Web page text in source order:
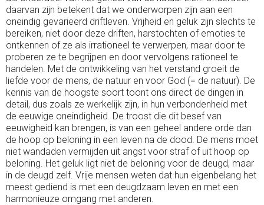
daarvan zijn betekent dat we onderworpen zijn aan een
oneindig gevarieerd driftleven. Vrijheid en geluk zijn slechts te
bereiken, niet door deze driften, harstochten of emoties te
ontkennen of ze als irrationeel te verwerpen, maar door te
proberen ze te begrijpen en door vervolgens rationeel te
handelen. Met de ontwikkeling van het verstand groeit de
liefde voor de mens, de natuur en voor God (= de natuur). De
kennis van de hoogste soort toont ons direct de dingen in
detail, dus zoals ze werkelijk zijn, in hun verbondenheid met
de eeuwige oneindigheid. De troost die dit besef van
eeuwigheid kan brengen, is van een geheel andere orde dan
de hoop op beloning in een leven na de dood. De mens moet
niet wandaden vermijden uit angst voor straf of uit hoop op
beloning. Het geluk ligt niet de beloning voor de deugd, maar
in de deugd zelf. Vrije mensen weten dat hun eigenbelang het
meest gediend is met een deugdzaam leven en met een
harmonieuze omgang met anderen.